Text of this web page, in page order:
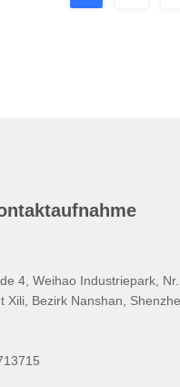
4, Weihao Industriepark,
Xili, Bezirk Nanshan,